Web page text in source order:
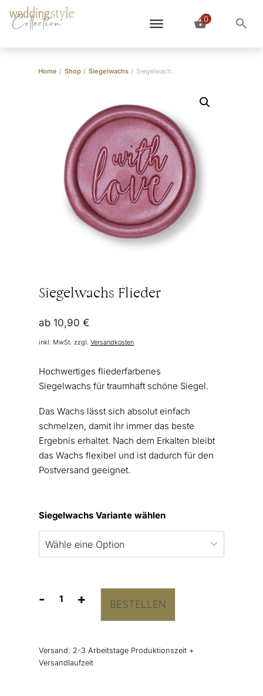
Collection 0
Home / Shop / Siegelwachs / Siegelwachs Flieder
Siegelwachs Flieder
ab 10,90 €
inkl. MwSt. zzgl. Versandkosten
Hochwertiges fliederfarbenes
Siegelwachs für traumhaft schöne Siegel.
Das Wachs lässt sich absolut einfach
schmelzen, damit ihr immer das beste
Ergebnis erhaltet. Nach dem Erkalten bleibt
das Wachs flexibel und ist dadurch für den
Postversand geeignet.
Siegelwachs Variante wählen
-
Siegelwachs
+ BESTELLEN
Versand: 2-3 Arbeitstage Produktionszeit +
Versandlaufzeit